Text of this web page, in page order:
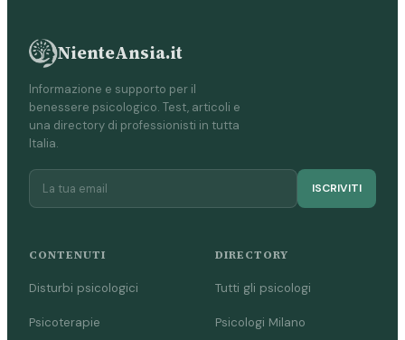
NienteAnsia.it
Informazione e supporto per il
benessere psicologico. Test, articoli e
una directory di professionisti in tutta
Italia.
ISCRIVITI
CONTENUTI
Disturbi psicologici
Psicoterapie
DIRECTORY
Tutti gli psicologi
Psicologi Milano